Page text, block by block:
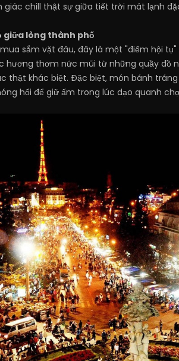
chill thật sự giữa tiết trời mát lạnh
giữa lòng thành phố
sắm vặt đâu, đây là một "điểm hội
hương thơm nức mũi từ những quầy đồ
thật khác biệt. Đặc biệt, món bánh
hổi để giữ ấm trong lúc dạo quanh